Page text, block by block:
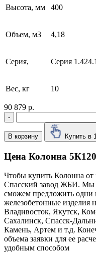
Высота, мм 400
Объем, м3 4,18
Серия, Серия
Вес, кг 10
90 879 р.
-
В корзину Купить в
Цена Колонна
Чтобы купить Колонна от
Cпасский завод ЖБИ. Мы
сможем предложить одни
железобетонные изделия
Владивосток, Якутск,
Сахалинск, Спасск-
Камень, Артем и т.д.
объема заявки для ее
удобным способом